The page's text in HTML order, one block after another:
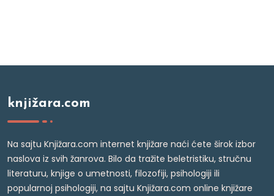
knjižara.com
Na sajtu Knjižara.com internet knjižare naći ćete širok izbor
naslova iz svih žanrova. Bilo da tražite beletristiku, stručnu
literaturu, knjige o umetnosti, filozofiji, psihologiji ili
popularnoj psihologiji, na sajtu Knjižara.com online knjižare